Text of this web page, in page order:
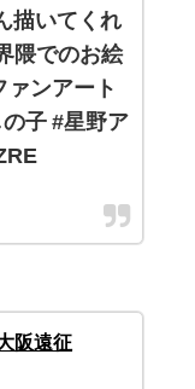
描いてくれ
隈でのお絵
ンアート
子 #星野ア
阪遠征